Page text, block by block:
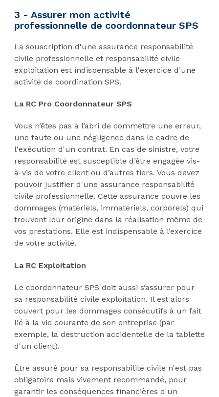
3 - Assurer mon activité
professionnelle de coordonnateur SPS
La souscription d'une assurance responsabilité
civile professionnelle et responsabilité civile
exploitation est indispensable à l'exercice d’une
activité de coordination SPS.
La RC Pro Coordonnateur SPS
Vous n’êtes pas à l’abri de commettre une erreur,
une faute ou une négligence dans le cadre de
l'exécution d'un contrat. En cas de sinistre, votre
responsabilité est susceptible d’être engagée vis-
à-vis de votre client ou d’autres tiers. Vous devez
pouvoir justifier d'une assurance responsabilité
civile professionnelle. Cette assurance couvre les
dommages (matériels, immatériels, corporels) qui
trouvent leur origine dans la réalisation même de
vos prestations. Elle est indispensable à l’exercice
de votre activité.
La RC Exploitation
Le coordonnateur SPS doit aussi s’assurer pour
sa responsabilité civile exploitation. Il est alors
couvert pour les dommages consécutifs à un fait
lié à la vie courante de son entreprise (par
exemple, la destruction accidentelle de la tablette
d'un client).
Être assuré pour sa responsabilité civile n'est pas
obligatoire mais vivement recommandé, pour
garantir les conséquences financières d'un